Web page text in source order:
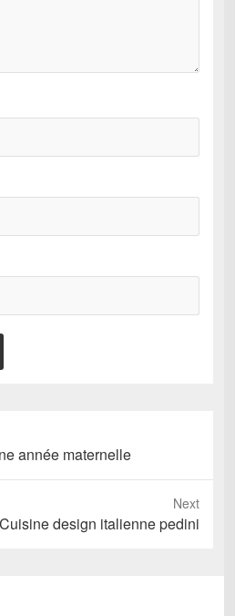
année maternelle
Next
Cuisine design italienne pedini